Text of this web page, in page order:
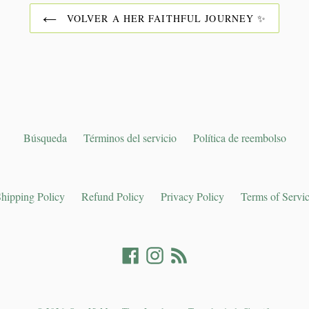
VOLVER A HER FAITHFUL JOURNEY ✨
Búsqueda Términos del servicio Política de reembolso
Policy Refund Policy Privacy Policy Terms of
FacebookInstagram